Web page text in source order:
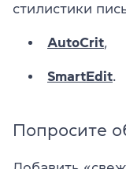
стилистики
AutoCrit
SmartEdit
Попросите